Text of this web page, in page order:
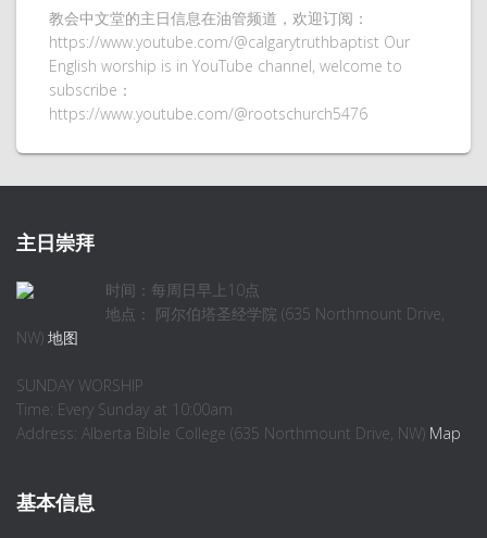
教会中文堂的主日信息在油管频道，欢迎订阅：
https://www.youtube.com/@calgarytruthbaptist Our
English worship is in YouTube channel, welcome to
subscribe：
https://www.youtube.com/@rootschurch5476
主日崇拜
时间：每周日早上10点
地点： 阿尔伯塔圣经学院 (635 Northmount Drive,
NW) 地图
SUNDAY WORSHIP
Time: Every Sunday at 10:00am
Address: Alberta Bible College (635 Northmount Drive, NW) Map
基本信息